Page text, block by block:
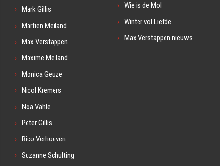
Mark Gillis
Martien Meiland
Max Verstappen
Maxime Meiland
Monica Geuze
Nicol Kremers
Noa Vahle
Peter Gillis
Rico Verhoeven
Suzanne Schulting
Wie is de Mol
Winter vol Liefde
Max Verstappen nieuws